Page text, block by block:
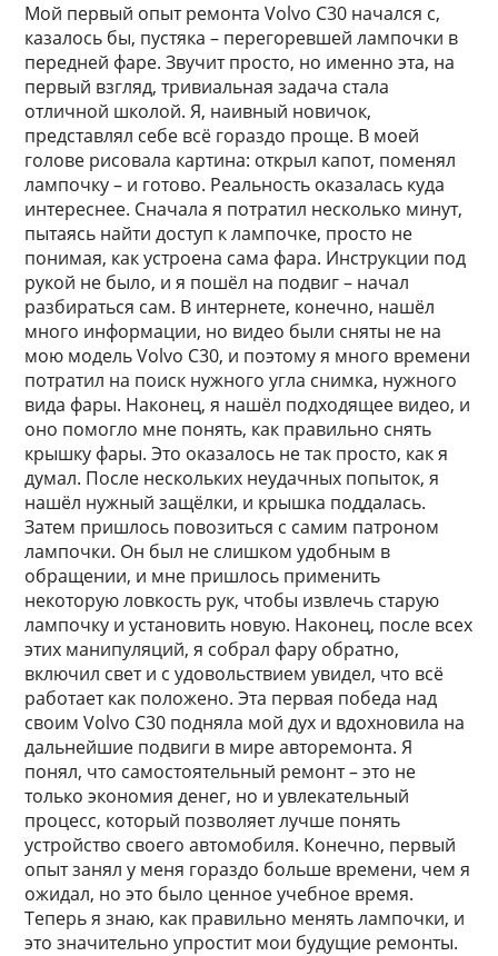
Мой первый опыт ремонта Volvo C30 начался с,
казалось бы, пустяка – перегоревшей лампочки в
передней фаре. Звучит просто, но именно эта, на
первый взгляд, тривиальная задача стала
отличной школой. Я, наивный новичок,
представлял себе всё гораздо проще. В моей
голове рисовала картина: открыл капот, поменял
лампочку – и готово. Реальность оказалась куда
интереснее. Сначала я потратил несколько минут,
пытаясь найти доступ к лампочке, просто не
понимая, как устроена сама фара. Инструкции под
рукой не было, и я пошёл на подвиг – начал
разбираться сам. В интернете, конечно, нашёл
много информации, но видео были сняты не на
мою модель Volvo C30, и поэтому я много времени
потратил на поиск нужного угла снимка, нужного
вида фары. Наконец, я нашёл подходящее видео, и
оно помогло мне понять, как правильно снять
крышку фары. Это оказалось не так просто, как я
думал. После нескольких неудачных попыток, я
нашёл нужный защёлки, и крышка поддалась.
Затем пришлось повозиться с самим патроном
лампочки. Он был не слишком удобным в
обращении, и мне пришлось применить
некоторую ловкость рук, чтобы извлечь старую
лампочку и установить новую. Наконец, после всех
этих манипуляций, я собрал фару обратно,
включил свет и с удовольствием увидел, что всё
работает как положено. Эта первая победа над
своим Volvo C30 подняла мой дух и вдохновила на
дальнейшие подвиги в мире авторемонта. Я
понял, что самостоятельный ремонт – это не
только экономия денег, но и увлекательный
процесс, который позволяет лучше понять
устройство своего автомобиля. Конечно, первый
опыт занял у меня гораздо больше времени, чем я
ожидал, но это было ценное учебное время.
Теперь я знаю, как правильно менять лампочки, и
это значительно упростит мои будущие ремонты.